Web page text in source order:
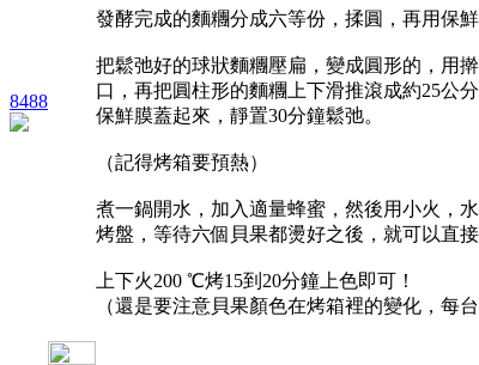
8488
發酵完成的麵糰分成六等份，揉圓，再用保鮮
把鬆弛好的球狀麵糰壓扁，變成圓形的，用
口，再把圓柱形的麵糰上下滑推滾成約25公
保鮮膜蓋起來，靜置30分鐘鬆弛。
（記得烤箱要預熱）
煮一鍋開水，加入適量蜂蜜，然後用小火，
烤盤，等待六個貝果都燙好之後，就可以直接
上下火200 ℃烤15到20分鐘上色即可！
（還是要注意貝果顏色在烤箱裡的變化，每